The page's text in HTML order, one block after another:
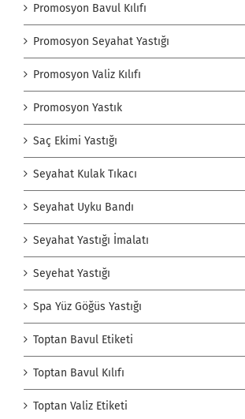
Promosyon Bavul Kılıfı
Promosyon Seyahat Yastığı
Promosyon Valiz Kılıfı
Promosyon Yastık
Saç Ekimi Yastığı
Seyahat Kulak Tıkacı
Seyahat Uyku Bandı
Seyahat Yastığı İmalatı
Seyehat Yastığı
Spa Yüz Göğüs Yastığı
Toptan Bavul Etiketi
Toptan Bavul Kılıfı
Toptan Valiz Etiketi